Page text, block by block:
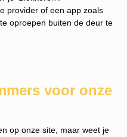
provider of een app zoals
oproepen buiten de deur te
voor onze
op onze site, maar weet je